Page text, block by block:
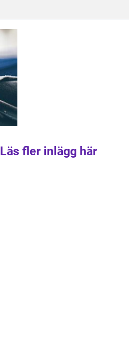
Läs fler inlägg här